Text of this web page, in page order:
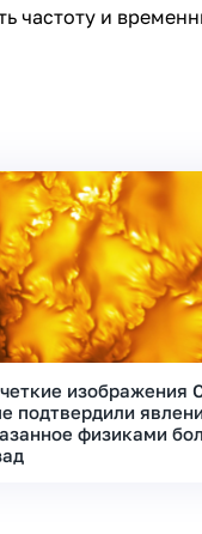
частоту и
изображения
подтвердили
физиками